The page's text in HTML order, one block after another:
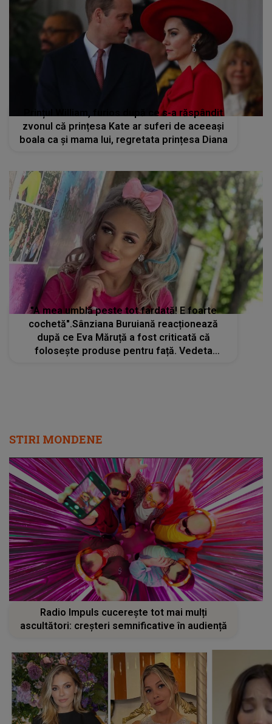
Prințul William, furios după ce s-a răspândit
zvonul că prințesa Kate ar suferi de aceeași
boala ca și mama lui, regretata prințesa Diana
"A mea umblă peste tot fardată! E foarte
cochetă".Sânziana Buruiană reacționează
după ce Eva Măruță a fost criticată că
folosește produse pentru față. Vedeta
STIRI MONDENE
Radio Impuls cucerește tot mai mulți
ascultători: creșteri semnificative în audiență